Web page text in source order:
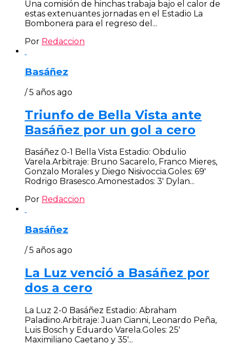
Una comisión de hinchas trabaja bajo el calor de
estas extenuantes jornadas en el Estadio La
Bombonera para el regreso del...
Por Redaccion
Basáñez
/ 5 años ago
Triunfo de Bella Vista ante
Basáñez por un gol a cero
Basáñez 0-1 Bella Vista Estadio: Obdulio
Varela.Arbitraje: Bruno Sacarelo, Franco Mieres,
Gonzalo Morales y Diego Nisivoccia.Goles: 69′
Rodrigo Brasesco.Amonestados: 3′ Dylan...
Por Redaccion
Basáñez
/ 5 años ago
La Luz venció a Basáñez por
dos a cero
La Luz 2-0 Basáñez Estadio: Abraham
Paladino.Arbitraje: Juan Cianni, Leonardo Peña,
Luis Bosch y Eduardo Varela.Goles: 25′
Maximiliano Caetano y 35′...